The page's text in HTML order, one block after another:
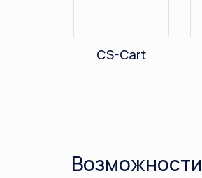
CS-Cart
Возможности